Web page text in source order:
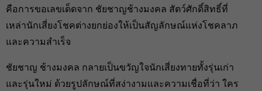
คือการขอเลขเด็ดจาก ชัยชาญช้างมงคล สัตว์ศักดิ์สิทธิ์ที่
เหล่านักเสี่ยงโชคต่างยกย่องให้เป็นสัญลักษณ์แห่งโชคลาภ
และความสำเร็จ
ชัยชาญ ช้างมงคล กลายเป็นขวัญใจนักเสี่ยงทายทั้งรุ่นเก่า
และรุ่นใหม่ ด้วยรูปลักษณ์ที่สง่างามและความเชื่อที่ว่า ใคร